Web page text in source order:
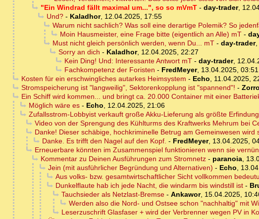
"Ein Windrad fällt maximal um...", so so mVmT- day-trader,
Und?- Kaladhor, 12.04.2025, 17:55
Warum nicht sachlich? Was soll eine derartige Polemik? So
Moin Hausmeister, eine Frage bitte (eigentlich an Alle) mT-
Must nicht gleich persönlich werden, wenn Du... mT- day-trader,
Sorry an dich - Kaladhor, 12.04.2025, 22:27
Kein Ding! Und: Interessante Antwort mT- day-trader,
Fachkompetenz der Foristen - FredMeyer, 13.04.2025, 03:51
Kosten für ein erschwingliches autarkes Heimsystem - Echo, 11.04.2025,
Stromspeicherung ist "langweilig", Sektorenkopplung ist "spannend"! - Zorro
Ein Schiff wird kommen... und bringt ca. 20.000 Container mit einer
Möglich wäre es- Echo, 12.04.2025, 21:06
Zufallsstrom-Lobbyist verkauft große Akku-Lieferung als größte
Video von der Sprengung des Kühlturms des Kraftwerks Mehrum bei
Danke! Dieser schäbige, hochkriminelle Betrug am Gemeinwesen
Danke. Es trifft den Nagel auf den Kopf. - FredMeyer, 13.04.2025,
Erneuerbare könnten im Zusammenspiel funktionieren wenn sie
Kommentar zu Deinen Ausführungen zum Stromnetz- paranoia,
Jein (mit ausführlicher Begründung und Alternativen) - Echo,
Aus volks- bzw. gesamtwirtschaftlicher Sicht vollkommen
Dunkelflaute hab ich jede Nacht, die windarm bis windstill ist-
Tauchsieder als Netzlast-Bremse- Ankawor, 15.04.2025,
Werden also die Nord- und Ostsee schon "nachhaltig" mit
Leserzuschrift Glasfaser + wird der Verbrenner wegen PV in